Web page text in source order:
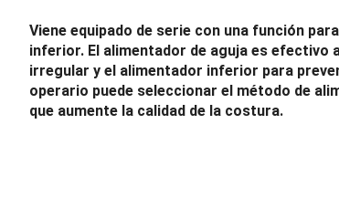
Viene equipado de serie con una función
inferior. El alimentador de aguja es efectivo
irregular y el alimentador inferior para
operario puede seleccionar el método de
que aumente la calidad de la costura.